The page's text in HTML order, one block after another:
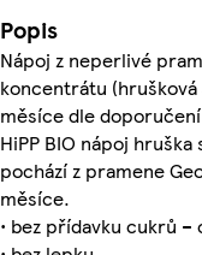
Popis
Nápoj z neperlivé
koncentrátu
měsíce dle
HiPP BIO nápoj
pochází z pramene
měsíce.
• bez přídavku cukrů